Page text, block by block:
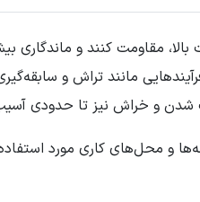
مقاومت کنند و ماندگاری
مانند تراش و
شدن و خراش نیز تا حدودی
و محل‌های کاری مورد استفاده